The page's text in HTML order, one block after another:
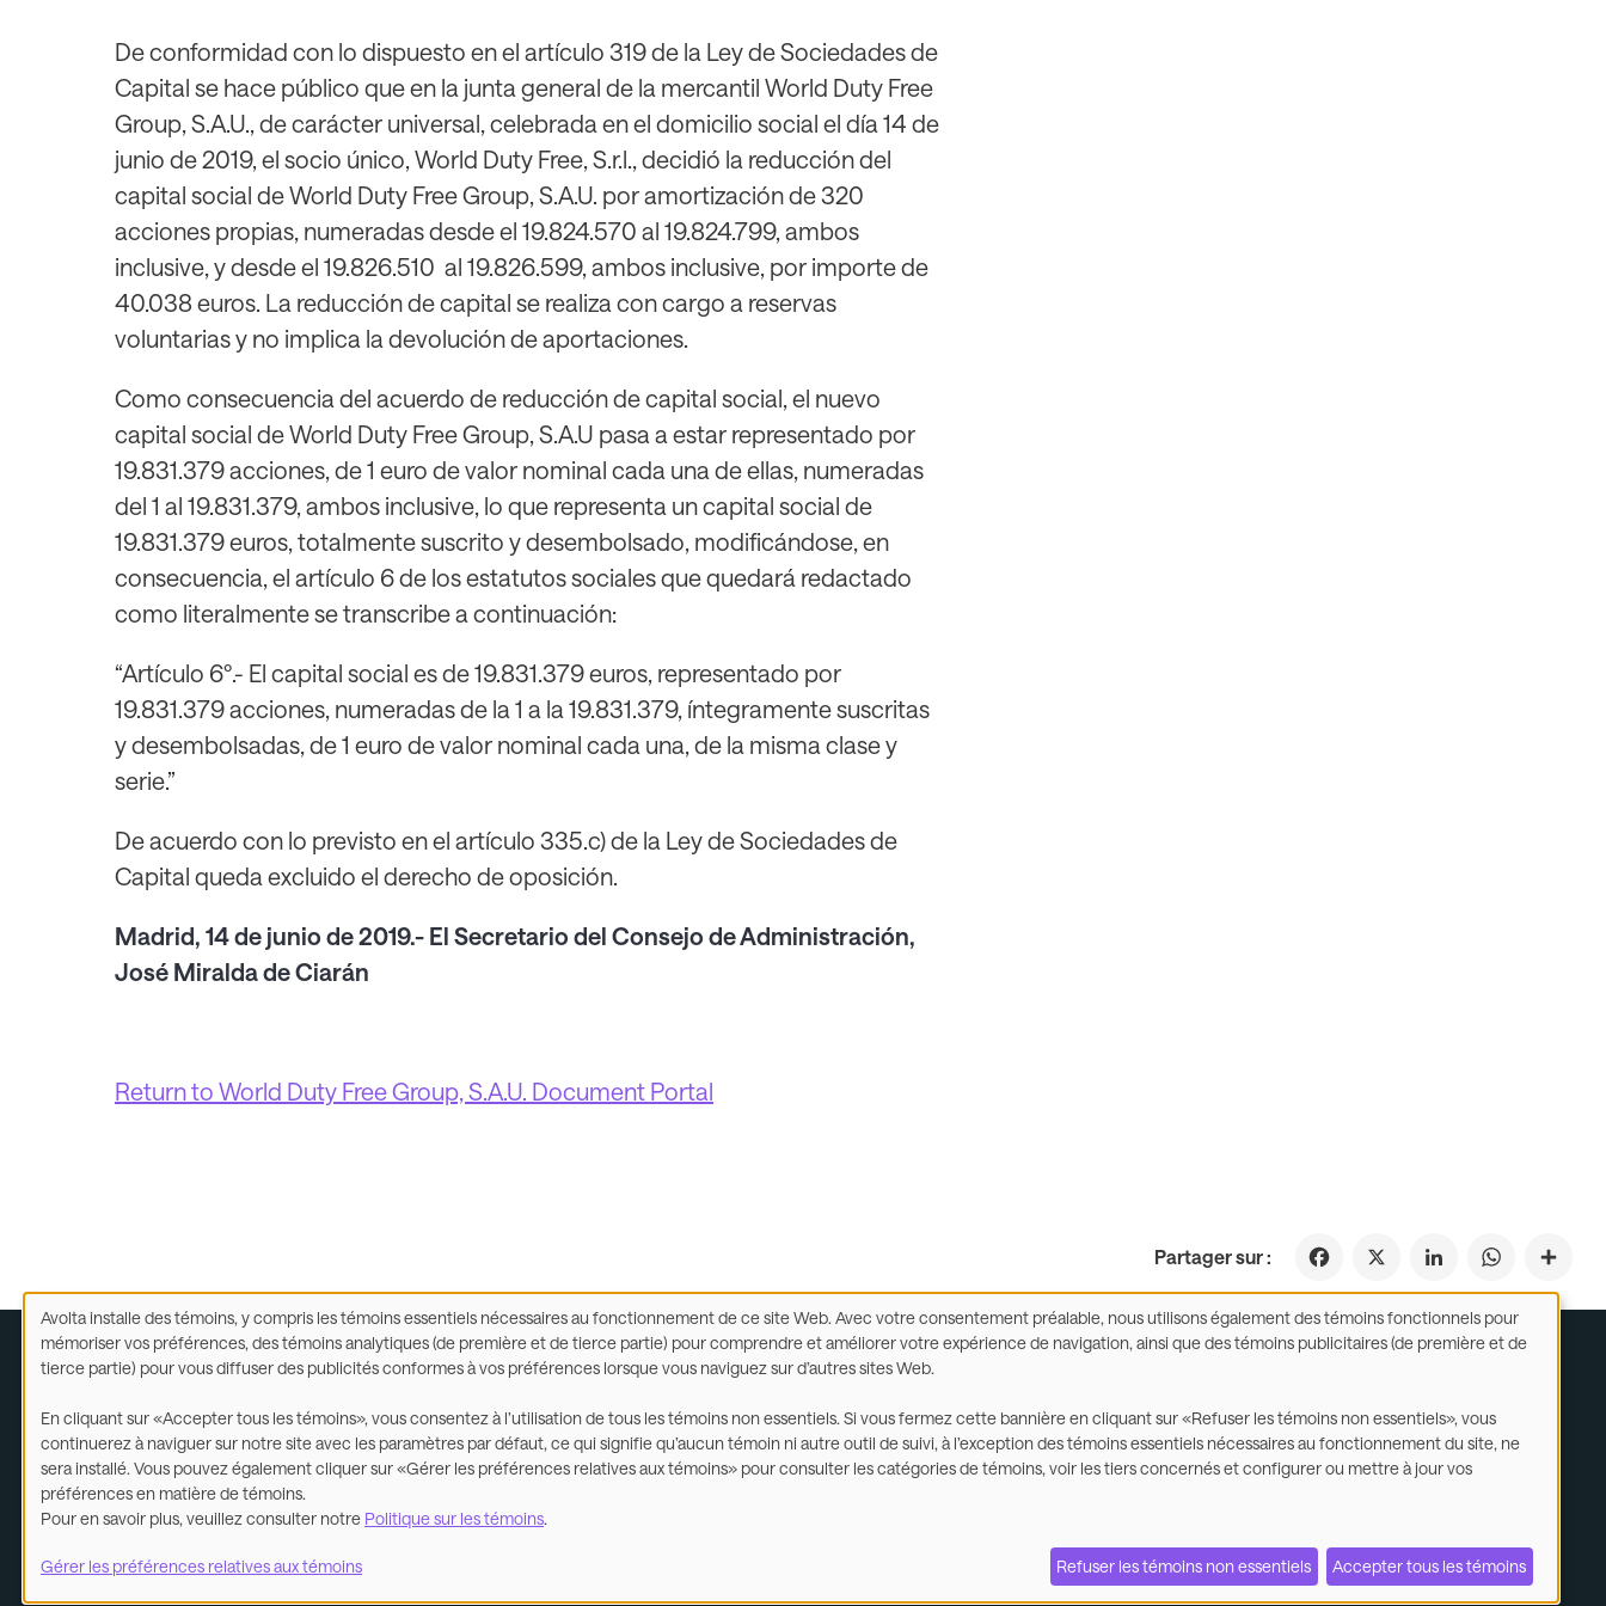
De conformidad con lo dispuesto en el artículo 319 de la Ley de Sociedades de
Capital se hace público que en la junta general de la mercantil World Duty Free
Group, S.A.U., de carácter universal, celebrada en el domicilio social el día 14 de
junio de 2019, el socio único, World Duty Free, S.r.l., decidió la reducción del
capital social de World Duty Free Group, S.A.U. por amortización de 320
acciones propias, numeradas desde el 19.824.570 al 19.824.799, ambos
inclusive, y desde el 19.826.510 al 19.826.599, ambos inclusive, por importe de
40.038 euros. La reducción de capital se realiza con cargo a reservas
voluntarias y no implica la devolución de aportaciones.
Como consecuencia del acuerdo de reducción de capital social, el nuevo
capital social de World Duty Free Group, S.A.U pasa a estar representado por
19.831.379 acciones, de 1 euro de valor nominal cada una de ellas, numeradas
del 1 al 19.831.379, ambos inclusive, lo que representa un capital social de
19.831.379 euros, totalmente suscrito y desembolsado, modificándose, en
consecuencia, el artículo 6 de los estatutos sociales que quedará redactado
como literalmente se transcribe a continuación:
“Artículo 6º.- El capital social es de 19.831.379 euros, representado por
19.831.379 acciones, numeradas de la 1 a la 19.831.379, íntegramente suscritas
y desembolsadas, de 1 euro de valor nominal cada una, de la misma clase y
serie.”
De acuerdo con lo previsto en el artículo 335.c) de la Ley de Sociedades de
Capital queda excluido el derecho de oposición.
Madrid, 14 de junio de 2019.- El Secretario del Consejo de Administración,
José Miralda de Ciarán
Return to World Duty Free Group, S.A.U. Document Portal
Partager sur : Facebook LinkedInWhatsApp
©2026
Énoncés et rapports des filiales
Utilisation
des
données
et
des
témoins
Avolta installe des témoins, y compris les témoins essentiels nécessaires au fonctionnement de ce site Web. Avec votre consentement préalable, nous utilisons également des témoins fonctionnels pour
mémoriser vos préférences, des témoins analytiques (de première et de tierce partie) pour comprendre et améliorer votre expérience de navigation, ainsi que des témoins publicitaires (de première et de
tierce partie) pour vous diffuser des publicités conformes à vos préférences lorsque vous naviguez sur d’autres sites Web.
En cliquant sur «Accepter tous les témoins», vous consentez à l’utilisation de tous les témoins non essentiels. Si vous fermez cette bannière en cliquant sur «Refuser les témoins non essentiels», vous
continuerez à naviguer sur notre site avec les paramètres par défaut, ce qui signifie qu’aucun témoin ni autre outil de suivi, à l’exception des témoins essentiels nécessaires au fonctionnement du site, ne
sera installé. Vous pouvez également cliquer sur «Gérer les préférences relatives aux témoins» pour consulter les catégories de témoins, voir les tiers concernés et configurer ou mettre à jour vos
préférences en matière de témoins.
Pour en savoir plus, veuillez consulter notre Politique sur les témoins.
Gérer les préférences relatives aux témoins Refuser les témoins non essentiels Accepter tous les témoins